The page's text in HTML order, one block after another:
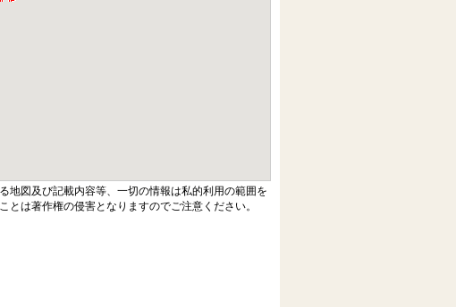
地図及び記載内容等、一切の情報は私的利用の範囲を
は著作権の侵害となりますのでご注意ください。